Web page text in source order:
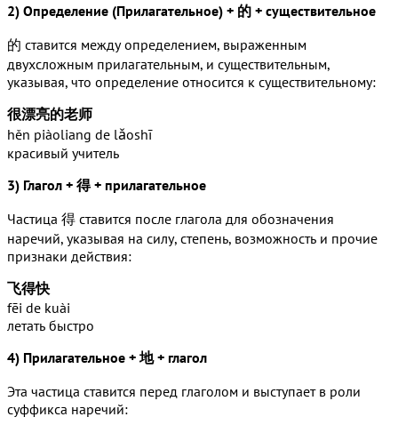
2) Определение (Прилагательное) + 的 + cуществительное
的 ставится между определением, выраженным
двухсложным прилагательным, и существительным,
указывая, что определение относится к существительному:
很漂亮的老师
hěn piàoliang de lǎoshī
красивый учитель
3) Глагол + 得 + прилагательное
Частица 得 ставится после глагола для обозначения
наречий, указывая на силу, степень, возможность и прочие
признаки действия:
飞得快
fēi de kuài
летать быстро
4) Прилагательное + 地 + глагол
Эта частица ставится перед глаголом и выступает в роли
суффикса наречий: